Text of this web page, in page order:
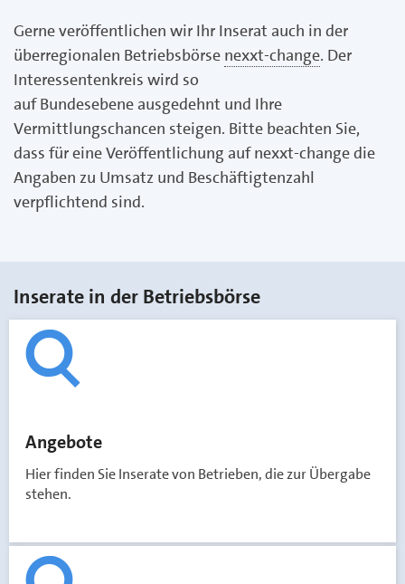
Gerne veröffentlichen wir Ihr Inserat auch in der
überregionalen Betriebsbörse nexxt-change. Der
Interessentenkreis wird so
auf Bundesebene ausgedehnt und Ihre
Vermittlungschancen steigen. Bitte beachten Sie,
dass für eine Veröffentlichung auf nexxt-change die
Angaben zu Umsatz und Beschäftigtenzahl
verpflichtend sind.
Inserate in der Betriebsbörse
Angebote
Hier finden Sie Inserate von Betrieben, die zur Übergabe
stehen.